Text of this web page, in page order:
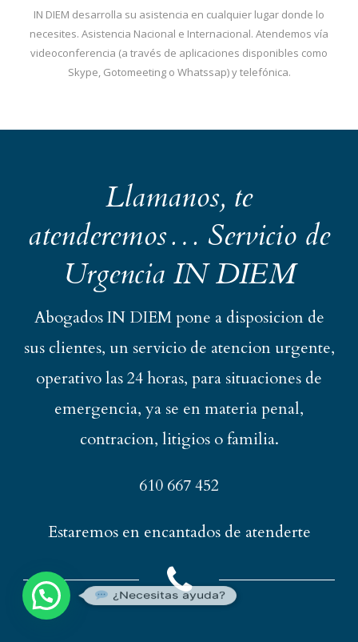
IN DIEM desarrolla su asistencia en cualquier lugar donde lo
necesites. Asistencia Nacional e Internacional. Atendemos vía
videoconferencia (a través de aplicaciones disponibles como
Skype, Gotomeeting o Whatssap) y telefónica.
Llamanos, te
atenderemos… Servicio de
Urgencia IN DIEM
Abogados IN DIEM pone a disposicion de
sus clientes, un servicio de atencion urgente,
operativo las 24 horas, para situaciones de
emergencia, ya se en materia penal,
contracion, litigios o familia.
610 667 452
Estaremos en encantados de atenderte
¿Necesitas ayuda?